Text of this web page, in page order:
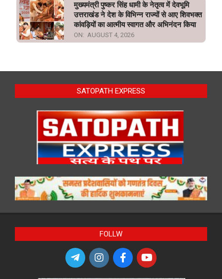
मुख्यमंत्री पुष्कर सिंह धामी के नेतृत्व में देवभूमि
उत्तराखंड ने देश के विभिन्न राज्यों से आए शिवभक्त
कांवड़ियों का आत्मीय स्वागत और अभिनंदन किया
ON: AUGUST 4, 2026
SATOPATH EXPRESS
FOLLW